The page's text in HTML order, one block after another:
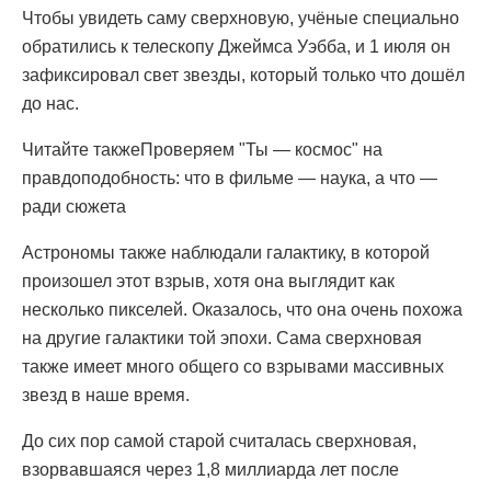
Чтобы увидеть саму сверхновую, учёные специально
обратились к телескопу Джеймса Уэбба, и 1 июля он
зафиксировал свет звезды, который только что дошёл
до нас.
Читайте такжеПроверяем "Ты — космос" на
правдоподобность: что в фильме — наука, а что —
ради сюжета
Астрономы также наблюдали галактику, в которой
произошел этот взрыв, хотя она выглядит как
несколько пикселей. Оказалось, что она очень похожа
на другие галактики той эпохи. Сама сверхновая
также имеет много общего со взрывами массивных
звезд в наше время.
До сих пор самой старой считалась сверхновая,
взорвавшаяся через 1,8 миллиарда лет после